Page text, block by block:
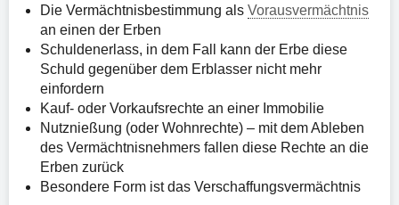
Die Vermächtnisbestimmung als Vorausvermächtnis
an einen der Erben
Schuldenerlass, in dem Fall kann der Erbe diese
Schuld gegenüber dem Erblasser nicht mehr
einfordern
Kauf- oder Vorkaufsrechte an einer Immobilie
Nutznießung (oder Wohnrechte) – mit dem Ableben
des Vermächtnisnehmers fallen diese Rechte an die
Erben zurück
Besondere Form ist das Verschaffungsvermächtnis